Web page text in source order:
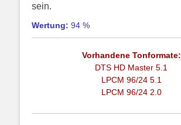
sein.
Wertung: 94 %
Vorhandene Tonformate:
DTS HD Master 5.1
LPCM 96/24 5.1
LPCM 96/24 2.0